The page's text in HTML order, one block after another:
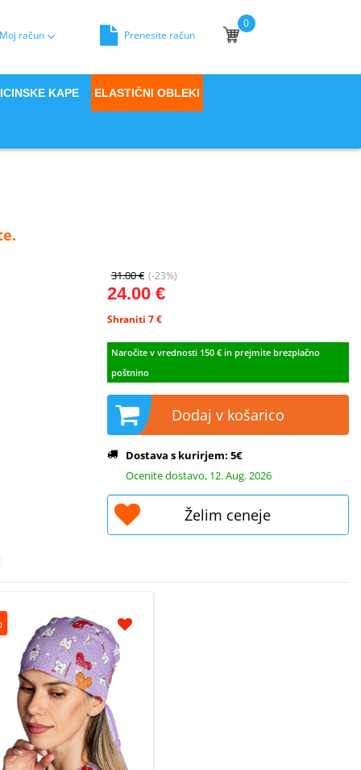
Moj račun Prenesite račun
0
Moja košara
KAPE ELASTIČNI OBLEKI
31.00 € (-23%)
24.00 €
Shraniti 7€
Naročite v vrednosti 150 € in prejmite brezplačno
poštnino
Dodaj v košarico
Dostava s kurirjem: 5€
Ocenite dostavo, 12. Aug. 2026
Želim ceneje